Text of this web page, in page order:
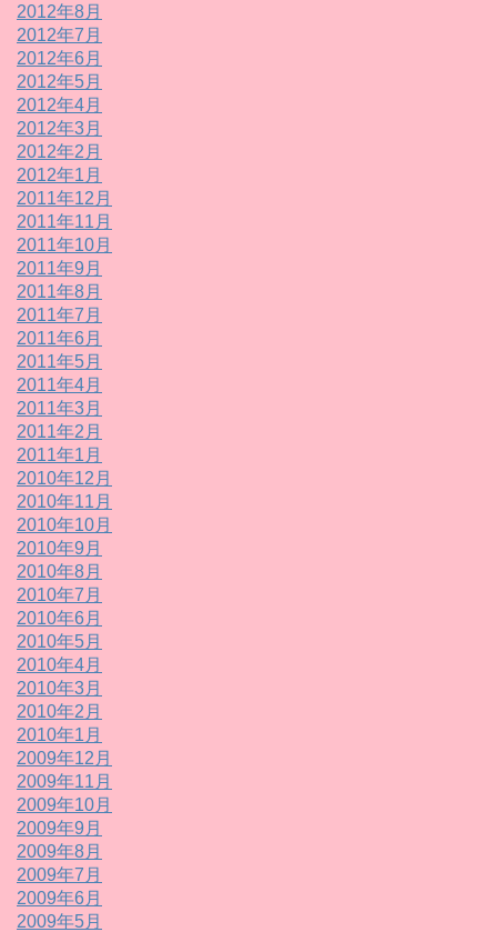
2012年8月
2012年7月
2012年6月
2012年5月
2012年4月
2012年3月
2012年2月
2012年1月
2011年12月
2011年11月
2011年10月
2011年9月
2011年8月
2011年7月
2011年6月
2011年5月
2011年4月
2011年3月
2011年2月
2011年1月
2010年12月
2010年11月
2010年10月
2010年9月
2010年8月
2010年7月
2010年6月
2010年5月
2010年4月
2010年3月
2010年2月
2010年1月
2009年12月
2009年11月
2009年10月
2009年9月
2009年8月
2009年7月
2009年6月
2009年5月